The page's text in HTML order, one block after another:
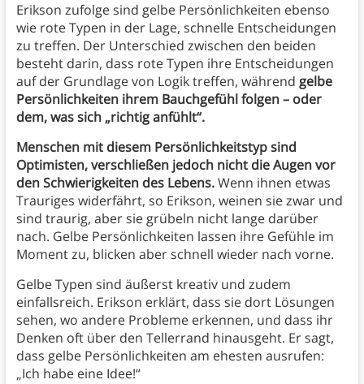
Erikson zufolge sind gelbe Persönlichkeiten ebenso
wie rote Typen in der Lage, schnelle Entscheidungen
zu treffen. Der Unterschied zwischen den beiden
besteht darin, dass rote Typen ihre Entscheidungen
auf der Grundlage von Logik treffen, während gelbe
Persönlichkeiten ihrem Bauchgefühl folgen – oder
dem, was sich „richtig anfühlt“.
Menschen mit diesem Persönlichkeitstyp sind
Optimisten, verschließen jedoch nicht die Augen vor
den Schwierigkeiten des Lebens.Wenn ihnen etwas
Trauriges widerfährt, so Erikson, weinen sie zwar und
sind traurig, aber sie grübeln nicht lange darüber
nach. Gelbe Persönlichkeiten lassen ihre Gefühle im
Moment zu, blicken aber schnell wieder nach vorne.
Gelbe Typen sind äußerst kreativ und zudem
einfallsreich. Erikson erklärt, dass sie dort Lösungen
sehen, wo andere Probleme erkennen, und dass ihr
Denken oft über den Tellerrand hinausgeht. Er sagt,
dass gelbe Persönlichkeiten am ehesten ausrufen:
„Ich habe eine Idee!“